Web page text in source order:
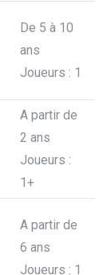
De 5 à 10
ans
Joueurs : 1
A partir de
2 ans
Joueurs :
1+
A partir de
6 ans
Joueurs : 1